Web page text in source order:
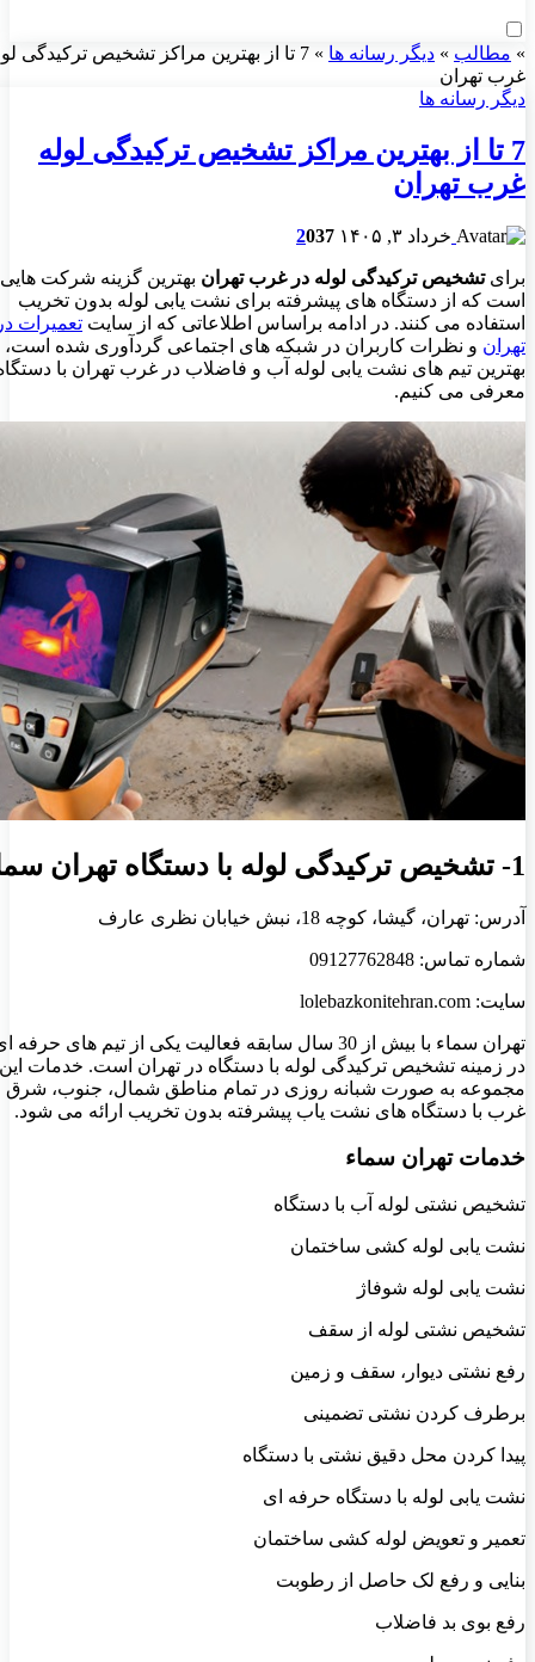
» مطالب » دیگر رسانه ها »
7 تا از بهترین مراکز تشخیص ترکیدگی
غرب تهران
دیگر رسانه ها
7 تا از بهترین مراکز تشخیص ترکیدگی لوله
غرب تهران
خرداد ۳, ۱۴۰۵ 2037
برایتشخیص ترکیدگی لوله در غرب تهران بهترین گزینه شرکت هایی
است که از دستگاه های پیشرفته برای نشت یابی لوله بدون تخریب
استفاده می کنند. در ادامه براساس اطلاعاتی که از سایت تعمیرات
تهران و نظرات کاربران در شبکه های اجتماعی گردآوری شده است،
بهترین تیم های نشت یابی لوله آب و فاضلاب در غرب تهران با
معرفی می کنیم.
1- تشخیص ترکیدگی لوله با دستگاه تهران سماء
آدرس: تهران، گیشا، کوچه 18، نبش خیابان نظری عارف
شماره تماس: 09127762848
سایت: lolebazkonitehran.com
تهران سماء با بیش از 30 سال سابقه فعالیت یکی از تیم های حرفه
در زمینه تشخیص ترکیدگی لوله با دستگاه در تهران است. خدمات این
مجموعه به صورت شبانه روزی در تمام مناطق شمال، جنوب، شرق
غرب با دستگاه های نشت یاب پیشرفته بدون تخریب ارائه می شود.
خدمات تهران سماء
تشخیص نشتی لوله آب با دستگاه
نشت یابی لوله کشی ساختمان
نشت یابی لوله شوفاژ
تشخیص نشتی لوله از سقف
رفع نشتی دیوار، سقف و زمین
برطرف کردن نشتی تضمینی
پیدا کردن محل دقیق نشتی با دستگاه
نشت یابی لوله با دستگاه حرفه ای
تعمیر و تعویض لوله کشی ساختمان
بنایی و رفع لک حاصل از رطوبت
رفع بوی بد فاضلاب